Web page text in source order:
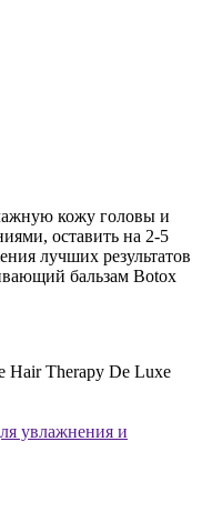
кожу головы и
оставить на 2-5
лучших результатов
бальзам Botox
Hair Therapy De Luxe
увлажнения и